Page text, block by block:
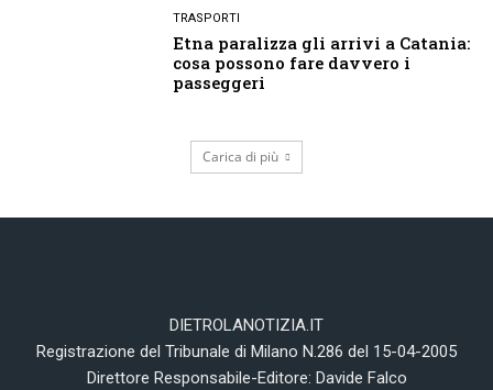
TRASPORTI
Etna paralizza gli arrivi a Catania:
cosa possono fare davvero i
passeggeri
Carica di più
DIETROLANOTIZIA.IT
Registrazione del Tribunale di Milano N.286 del 15-04-2005
Direttore Responsabile-Editore: Davide Falco